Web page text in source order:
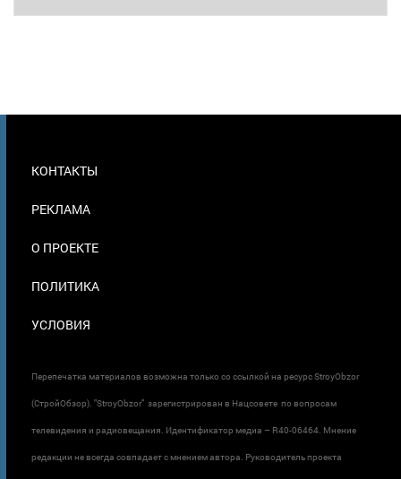
В
КОНТАКТЫ
РЕКЛАМА
О ПРОЕКТЕ
ПОЛИТИКА
УСЛОВИЯ
Перепечатка материалов возможна только со ссылкой на ресурс StroyObzor
(СтройОбзор). "StroyObzor" зарегистрирован в Нацсовете по вопросам
телевидения и радиовещания. Идентификатор медиа – R40-06464. Мнение
редакции не всегда совпадает с мнением автора. Руководитель проекта